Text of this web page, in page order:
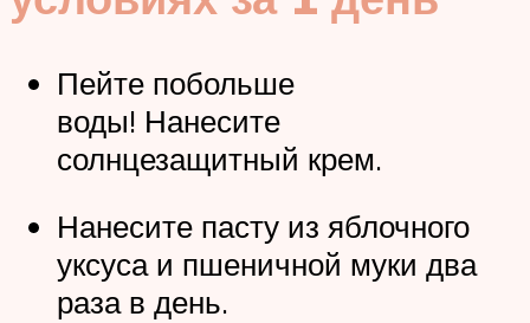
Пейте побольше
воды! Нанесите
солнцезащитный крем.
Нанесите пасту из яблочного
уксуса и пшеничной муки два
раза в день.